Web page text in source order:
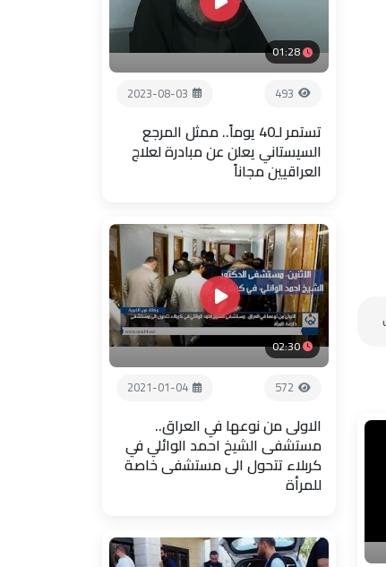
01:28
493
2023-08-03
تستمر لـ40 يوماً.. ممثل المرجع
السيستاني يعلن عن مبادرة لعلاج
العراقيين مجاناً
02:30
572
2021-01-04
الاولى من نوعها في العراق..
مستشفى الشيخ احمد الوائلي في
كربلاء تتحول الى مستشفى خاصة
للمرأة